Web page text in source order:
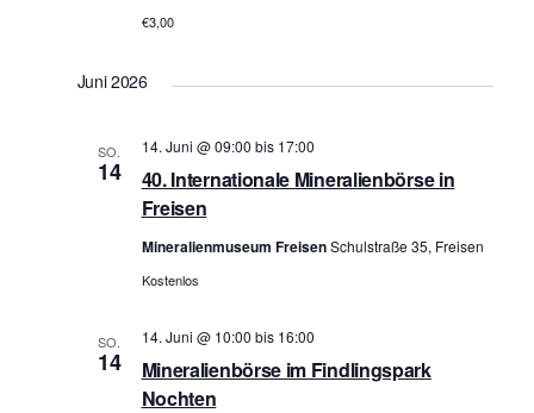
€3,00
Juni 2026
SO.
14
40. Internationale Mineralienbörse in
Freisen
14. Juni @ 09:00 bis 17:00
Mineralienmuseum FreisenSchulstraße 35, Freisen
Kostenlos
SO.
14
Mineralienbörse im Findlingspark
Nochten
14. Juni @ 10:00 bis 16:00